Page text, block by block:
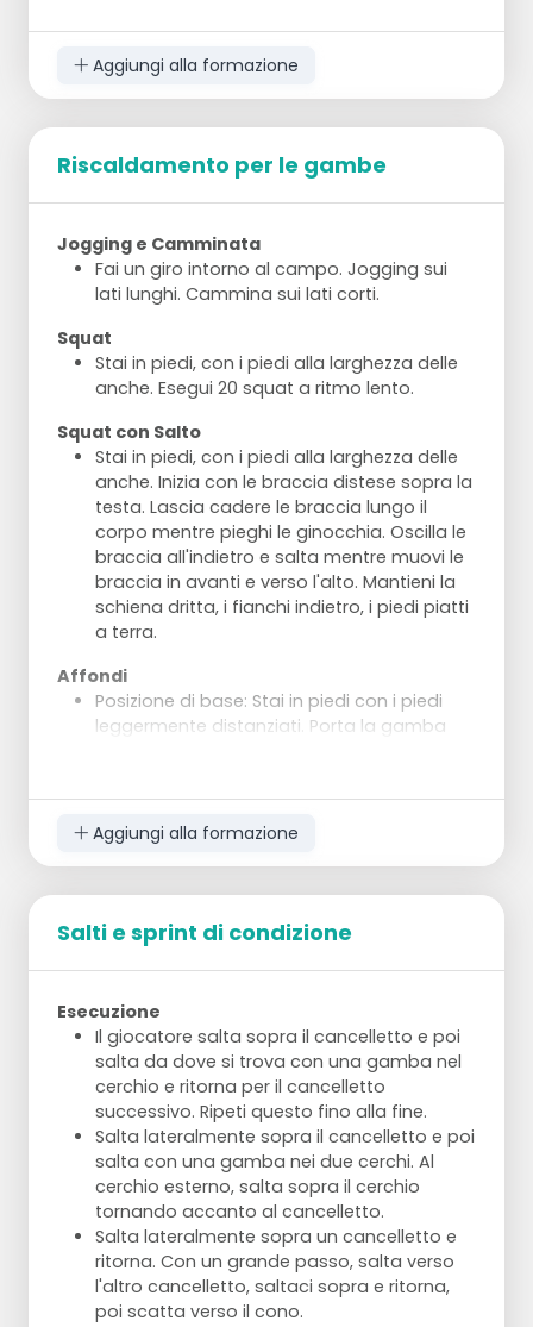
Aggiungi alla formazione
Riscaldamento per le gambe
Jogging e Camminata
Fai un giro intorno al campo. Jogging sui
lati lunghi. Cammina sui lati corti.
Squat
Stai in piedi, con i piedi alla larghezza delle
anche. Esegui 20 squat a ritmo lento.
Squat con Salto
Stai in piedi, con i piedi alla larghezza delle
anche. Inizia con le braccia distese sopra la
testa. Lascia cadere le braccia lungo il
corpo mentre pieghi le ginocchia. Oscilla le
braccia all'indietro e salta mentre muovi le
braccia in avanti e verso l'alto. Mantieni la
schiena dritta, i fianchi indietro, i piedi piatti
a terra.
Affondi
Posizione di base: Stai in piedi con i piedi
leggermente distanziati. Porta la gamba
possibile al suolo. Rialzati. Porta la gamba
destra leggermente ruotata in avanti verso
il lato destro. Piega il ginocchio sinistro.
gamba destra indietro, piega il ginocchio
sinistro. Torna alla posizione di base. Porta
la gamba sinistra dritta in avanti e piega il
ginocchio a 90 gradi. Il ginocchio destro il
più vicino possibile al suolo. Rialzati. Porta la
gamba sinistra leggermente ruotata in
avanti verso il lato sinistro. Piega il
ginocchio destro. Torna alla posizione di
base. Porta la gamba sinistra indietro,
piega il ginocchio destro. Torna alla
posizione di base.
Jogging e Sprint
Fai un giro intorno al campo. Jogging sui
lati lunghi. Sprint sui lati corti.
Aggiungi alla formazione
Salti e sprint di condizione
Esecuzione
Il giocatore salta sopra il cancelletto e poi
salta da dove si trova con una gamba nel
cerchio e ritorna per il cancelletto
successivo. Ripeti questo fino alla fine.
Salta lateralmente sopra il cancelletto e poi
salta con una gamba nei due cerchi. Al
cerchio esterno, salta sopra il cerchio
tornando accanto al cancelletto.
Salta lateralmente sopra un cancelletto e
ritorna. Con un grande passo, salta verso
l'altro cancelletto, saltaci sopra e ritorna,
poi scatta verso il cono.